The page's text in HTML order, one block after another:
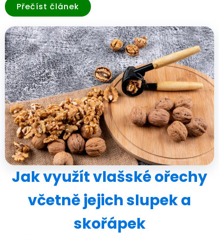
Přečíst článek
Jak využít vlašské ořechy
včetně jejich slupek a
skořápek